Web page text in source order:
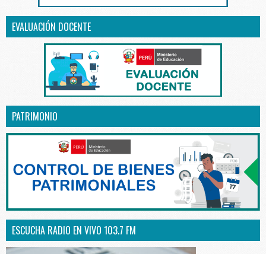
EVALUACIÓN DOCENTE
PATRIMONIO
ESCUCHA RADIO EN VIVO 103.7 FM